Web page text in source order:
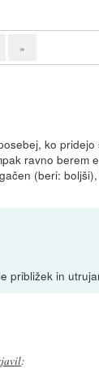
»
ko pridejo
ravno berem
(beri:
približek in
: